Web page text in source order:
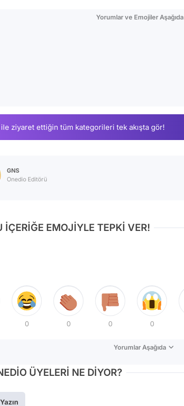
Yorumlar ve Emojiler Aşağıda
ile ziyaret ettiğin tüm kategorileri tek akışta gör!
GNS
Onedio Editörü
İÇERİĞE EMOJİYLE TEPKİ VER!
0 0 0 0
Yorumlar Aşağıda
ÜYELERİ NE DİYOR?